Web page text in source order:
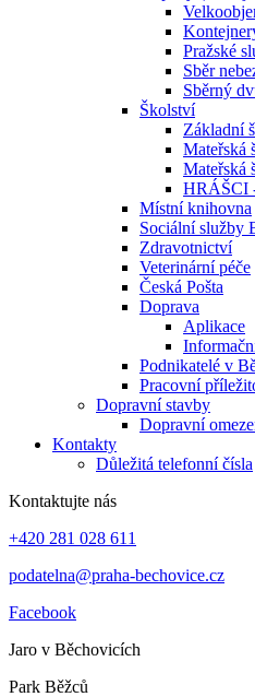
Pražské
Sběr
Sběrný
Školství
Základní
Mateřská
Mateřská
HRÁŠCI
Místní knihovna
Sociální služby
Zdravotnictví
Veterinární péče
Česká Pošta
Doprava
Aplikace
Podnikatelé v
Pracovní
Dopravní stavby
Dopravní
Kontakty
Důležitá telefonní čísla
Kontaktujte nás
+420 281 028 611
podatelna@praha-bechovice.cz
Facebook
Jaro v Běchovicích
Park Běžců